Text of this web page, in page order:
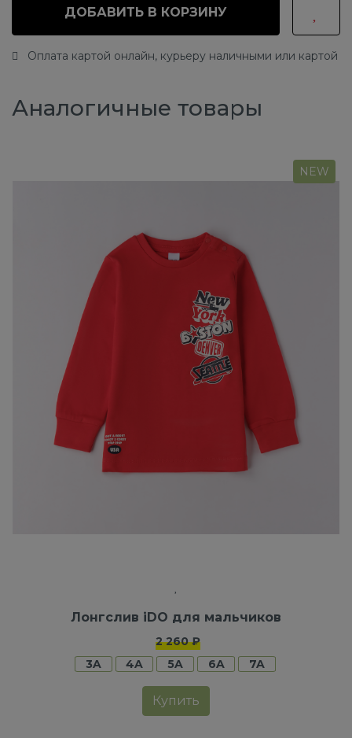
ДОБАВИТЬ В КОРЗИНУ
Оплата картой онлайн, курьеру наличными или картой
Аналогичные товары
NEW
Лонгслив iDO для мальчиков
2 260 ₽
3A
4A 5A 6A 7A
Купить